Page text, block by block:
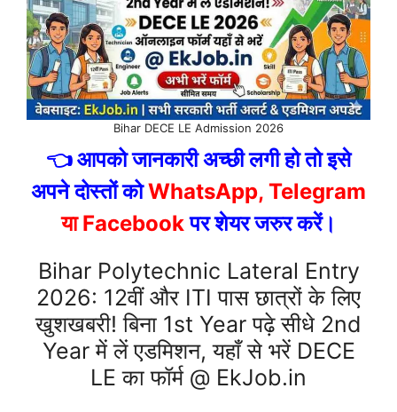
Bihar DECE LE Admission 2026
👈 आपको जानकारी अच्छी लगी हो तो इसे
अपने दोस्तों कोWhatsApp, Telegram
या Facebookपर शेयर जरुर करें।
Bihar Polytechnic Lateral Entry
2026: 12वीं और ITI पास छात्रों के लिए
खुशखबरी! बिना 1st Year पढ़े सीधे 2nd
Year में लें एडमिशन, यहाँ से भरें DECE
LE का फॉर्म @ EkJob.in